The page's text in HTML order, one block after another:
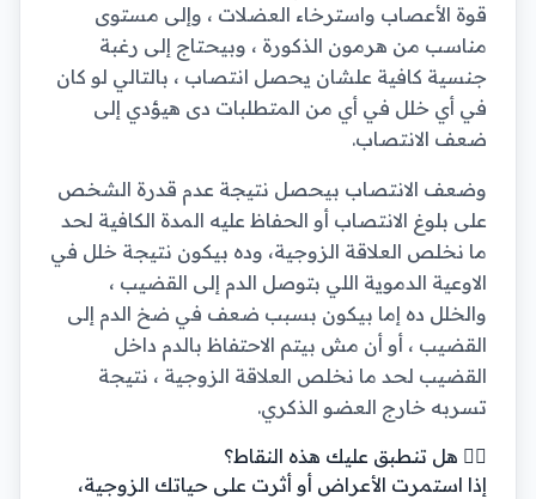
قوة الأعصاب واسترخاء العضلات ، وإلى مستوى
مناسب من هرمون الذكورة ، وبيحتاج إلى رغبة
جنسية كافية علشان يحصل انتصاب ، بالتالي لو كان
في أي خلل في أي من المتطلبات دى هيؤدي إلى
ضعف الانتصاب.
وضعف الانتصاب بيحصل نتيجة عدم قدرة الشخص
على بلوغ الانتصاب أو الحفاظ عليه المدة الكافية لحد
ما نخلص العلاقة الزوجية، وده بيكون نتيجة خلل في
الاوعية الدموية اللي بتوصل الدم إلى القضيب ،
والخلل ده إما بيكون بسبب ضعف في ضخ الدم إلى
القضيب ، أو أن مش بيتم الاحتفاظ بالدم داخل
القضيب لحد ما نخلص العلاقة الزوجية ، نتيجة
تسربه خارج العضو الذكري.
👨‍⚕️ هل تنطبق عليك هذه النقاط؟
إذا استمرت الأعراض أو أثرت على حياتك الزوجية،